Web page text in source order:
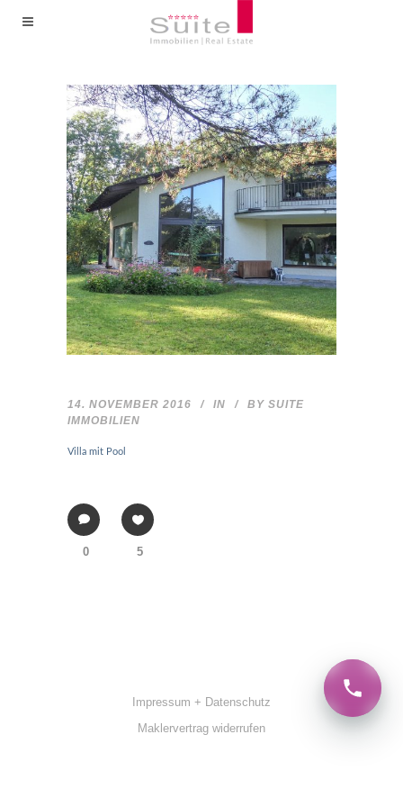
14. NOVEMBER 2016 IN BY SUITE
IMMOBILIEN
Villa mit Pool
0 5
Impressum + Datenschutz
Maklervertrag widerrufen